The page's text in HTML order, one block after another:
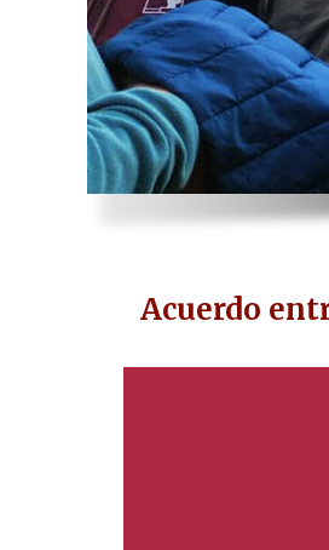
Acuerdo